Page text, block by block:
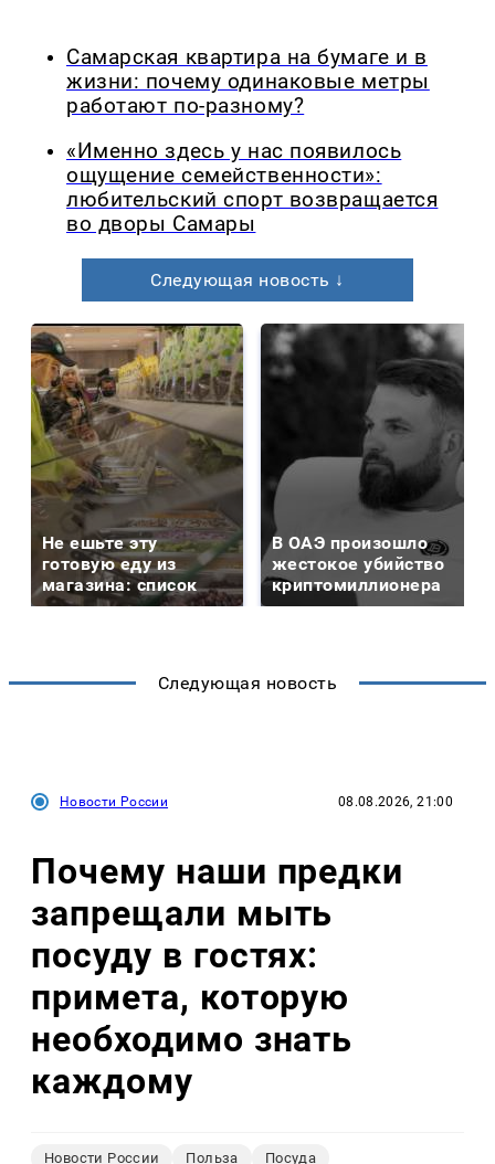
Самарская квартира на бумаге и в
жизни: почему одинаковые метры
работают по-разному?
«Именно здесь у нас появилось
ощущение семейственности»:
любительский спорт возвращается
во дворы Самары
Следующая новость ↓
Не ешьте эту
готовую еду из
магазина: список
В ОАЭ произошло
жестокое убийство
криптомиллионера
Следующая новость
Новости России 08.08.2026, 21:00
Почему наши предки
запрещали мыть
посуду в гостях:
примета, которую
необходимо знать
каждому
Новости России Польза Посуда